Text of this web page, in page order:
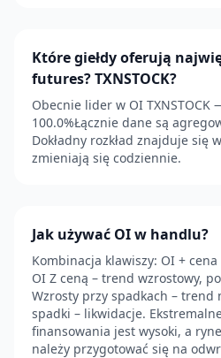
Które giełdy oferują
futures? TXNSTOCK?
Obecnie lider w OI TXNSTOCK
100.0%Łącznie dane są
Dokładny rozkład znajduje się
zmieniają się codziennie.
Jak używać OI w handlu?
Kombinacja klawiszy: OI +
OI Z ceną – trend wzrostowy,
Wzrosty przy spadkach – trend
spadki – likwidacje.
finansowania jest wysoki, a
należy przygotować się na